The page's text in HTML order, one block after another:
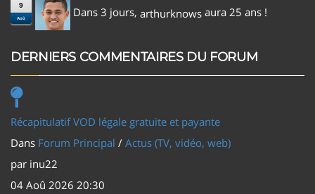
9
Aoû Dans 3 jours, arthurknows aura 25 ans !
DERNIERS COMMENTAIRES DU FORUM
Récapitulatif VOD légale gratuite et payante
Dans Forum Principal / Actus (TV, vidéo, web)
par inu22
04 Aoû 2026 20:30